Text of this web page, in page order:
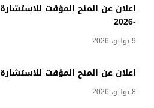
-2026
9 يوليو، 2026
اعلان عن المنح المؤقت للاستشارة 34 -2026
8 يوليو، 2026